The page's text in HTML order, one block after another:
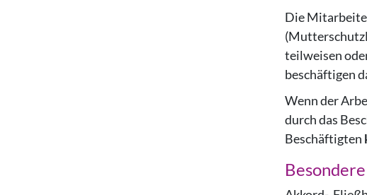
Die
teilweisen
beschäftigen
Wenn der
durch das
Beschäftigten